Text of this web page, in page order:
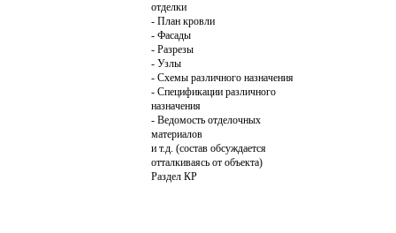
отделки
- План кровли
- Фасады
- Разрезы
- Узлы
- Схемы различного назначения
- Спецификации различного
назначения
- Ведомость отделочных
материалов
и т.д. (состав обсуждается
отталкиваясь от объекта)
Раздел КР